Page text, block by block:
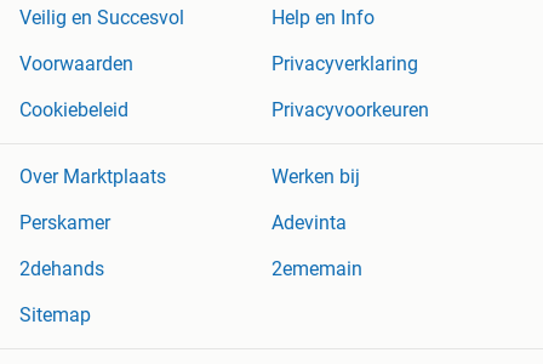
Veilig en Succesvol
Help en Info
Voorwaarden
Privacyverklaring
Cookiebeleid
Privacyvoorkeuren
Over Marktplaats
Werken bij
Perskamer
Adevinta
2dehands
2ememain
Sitemap